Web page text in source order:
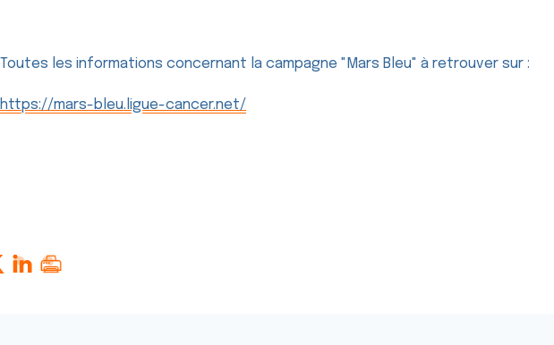
Toutes les informations concernant la campagne "Mars Bleu" à retrouver sur :
https://mars-bleu.ligue-cancer.net/